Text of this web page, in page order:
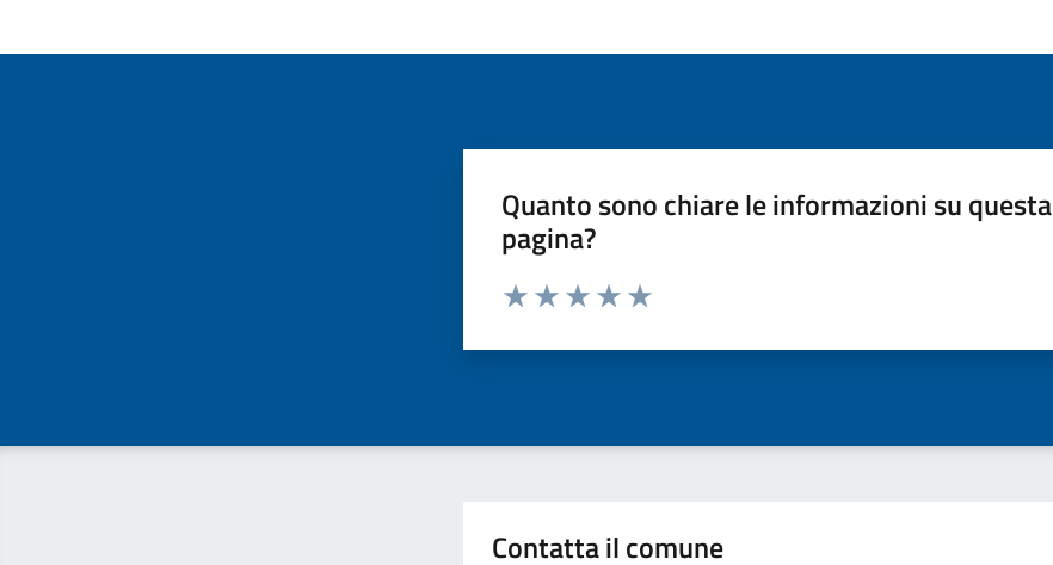
Quanto sono chiare le informazioni su questa
pagina?
Valuta da 1 a 5 stelle la pagina
Contatta il comune